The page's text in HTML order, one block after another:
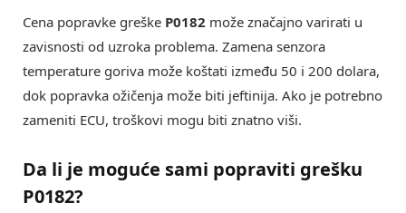
Cena popravke greške P0182 može značajno varirati u
zavisnosti od uzroka problema. Zamena senzora
temperature goriva može koštati između 50 i 200 dolara,
dok popravka ožičenja može biti jeftinija. Ako je potrebno
zameniti ECU, troškovi mogu biti znatno viši.
Da li je moguće sami popraviti grešku
P0182?